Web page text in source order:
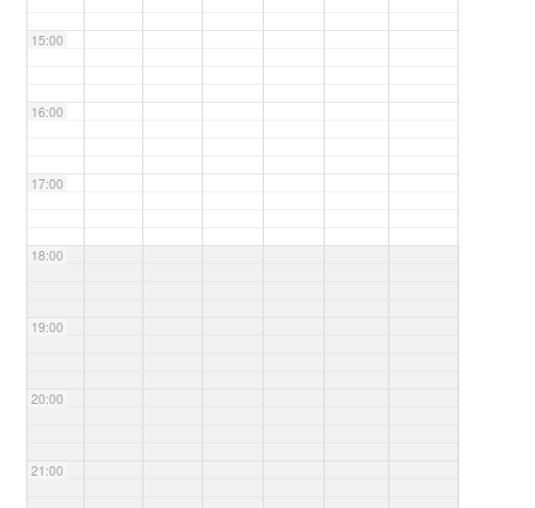
15:00
16:00
17:00
18:00
19:00
20:00
21:00